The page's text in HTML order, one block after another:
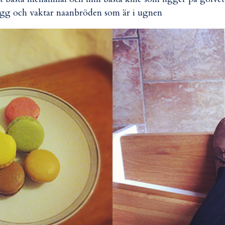
och vaktar naanbröden som är i ugnen